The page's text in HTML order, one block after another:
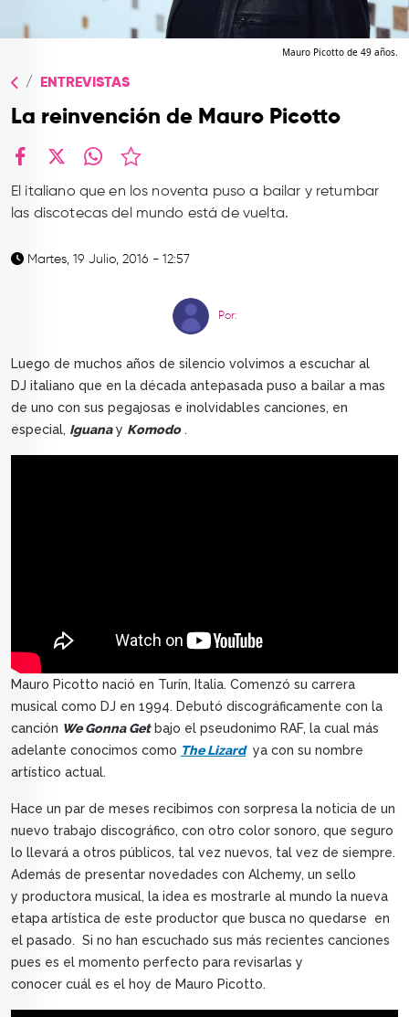
CONTACTO
Mauro Picotto de 49 años.
ENTREVISTAS
La reinvención de Mauro Picotto
El italiano que en los noventa puso a bailar y retumbar
las discotecas del mundo está de vuelta.
Martes, 19 Julio, 2016 - 12:57
Por:
Luego de muchos años de silencio volvimos a escuchar al
DJ italiano que en la década antepasada puso a bailar a mas
de uno con sus pegajosas e inolvidables canciones, en
especial, Iguanay Komodo.
Mauro Picotto nació en Turín, Italia. Comenzó su carrera
musical como DJ en 1994. Debutó discográficamente con la
canción We Gonna Getbajo el pseudonimo RAF, la cual más
adelante conocimos como The Lizardya con su nombre
artístico actual.
Hace un par de meses recibimos con sorpresa la noticia de un
nuevo trabajo discográfico, con otro color sonoro, que seguro
lo llevará a otros públicos, tal vez nuevos, tal vez de siempre.
Además de presentar novedades con Alchemy, un sello
y productora musical, la idea es mostrarle al mundo la nueva
etapa artística de este productor que busca no quedarse en
el pasado. Si no han escuchado sus más recientes canciones
pues es el momento perfecto para revisarlas y
conocer cuál es el hoy de Mauro Picotto.